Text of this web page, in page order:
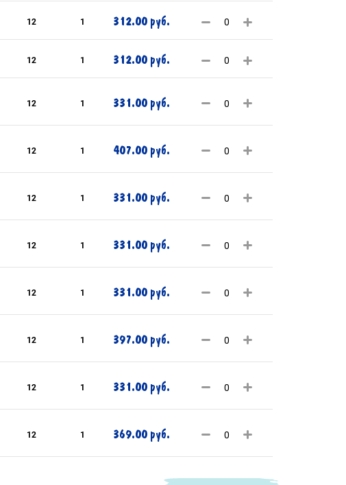
12 1 312.00 руб.
12 1 312.00 руб.
12 1 331.00 руб.
12 1 407.00 руб.
12 1 331.00 руб.
12 1 331.00 руб.
12 1 331.00 руб.
12 1 397.00 руб.
12 1 331.00 руб.
12 1 369.00 руб.